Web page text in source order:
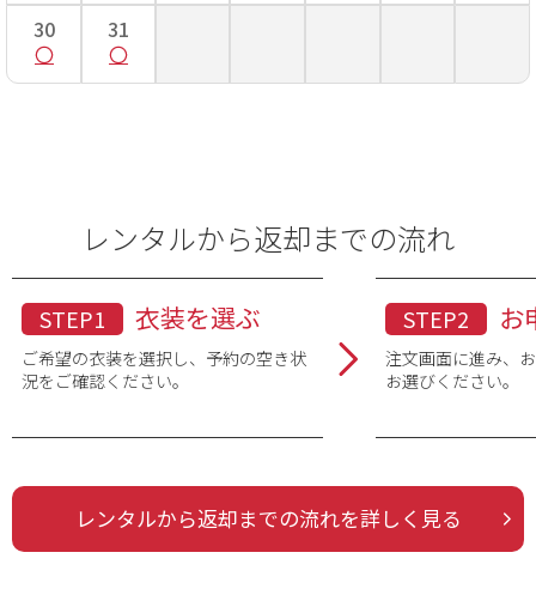
30 31
レンタルから返却までの流れ
STEP1 衣装を選ぶ
ご希望の衣装を選択し、予約の空き状
況をご確認ください。
STEP2 お
注文画面に進み、
お選びください。
レンタルから返却までの流れを詳しく見る